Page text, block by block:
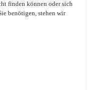
finden können oder sich
benötigen, stehen wir